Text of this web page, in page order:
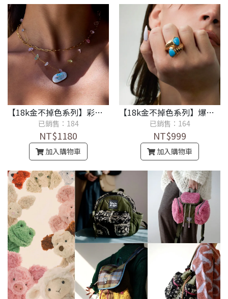
【18k金不掉色系列】彩色天然石多層疊戴項鍊
已銷售：184
NT$1180
加入購物車
【18k金不掉色系列】爆款藍松石不掉色戒指
已銷售：164
NT$999
加入購物車